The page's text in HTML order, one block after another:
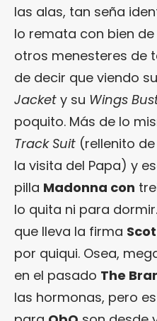
las alas, tan seña
lo remata con bien
otros menesteres de
de decir que viendo su
Jacket y su Wings
poquito. Más de lo
Track Suit (rellenito
la visita del Papa) y
pilla Madonna con
lo quita ni para
que lleva la firma
por quiqui. Osea,
en el pasado The
las hormonas, pero